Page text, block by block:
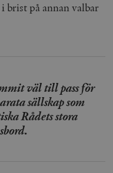
brist på annan valbar
väl till pass för
sällskap som
Rådets stora